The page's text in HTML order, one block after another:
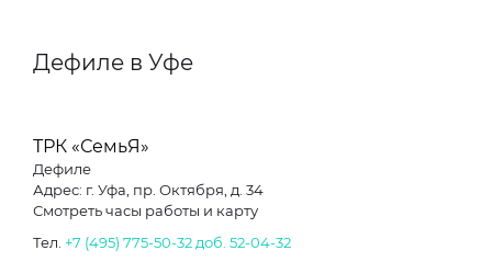
Дефиле в Уфе
ТРК «СемьЯ»
Дефиле
Адрес: г. Уфа, пр. Октября, д. 34
Смотреть часы работы и карту
Тел. +7 (495) 775-50-32 доб. 52-04-32